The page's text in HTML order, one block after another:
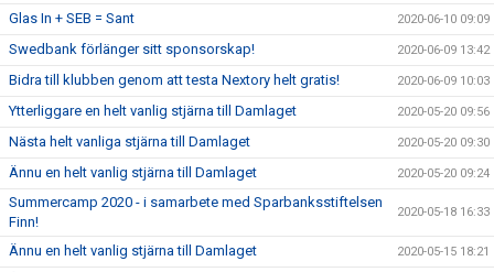
Glas In + SEB = Sant 2020-06-10 09:09
Swedbank förlänger sitt sponsorskap! 2020-06-09 13:42
Bidra till klubben genom att testa Nextory helt gratis! 2020-06-09 10:03
Ytterliggare en helt vanlig stjärna till Damlaget 2020-05-20 09:56
Nästa helt vanliga stjärna till Damlaget 2020-05-20 09:30
Ännu en helt vanlig stjärna till Damlaget 2020-05-20 09:24
Summercamp 2020 - i samarbete med Sparbanksstiftelsen
Finn!
2020-05-18 16:33
Ännu en helt vanlig stjärna till Damlaget 2020-05-15 18:21